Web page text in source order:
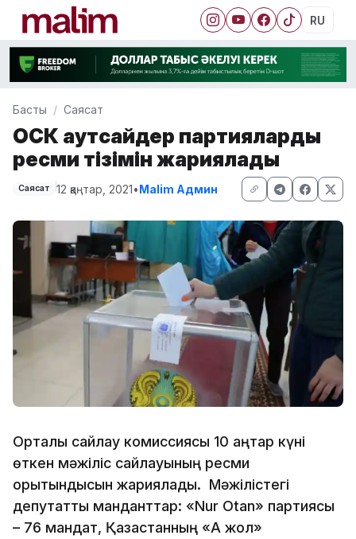
RU
Басты Саясат
ОСК аутсайдер партиялардың
ресми тізімін жариялады
Саясат 12 қаңтар, 2021•Malim Админ
Орталық сайлау комиссиясы 10 қаңтар күні
өткен мәжіліс сайлауының ресми
қорытындысын жариялады. Мәжілістегі
депутаттық манданттар: «Nur Otan» партиясы
– 76 мандат, Қазақстанның «Ақ жол»